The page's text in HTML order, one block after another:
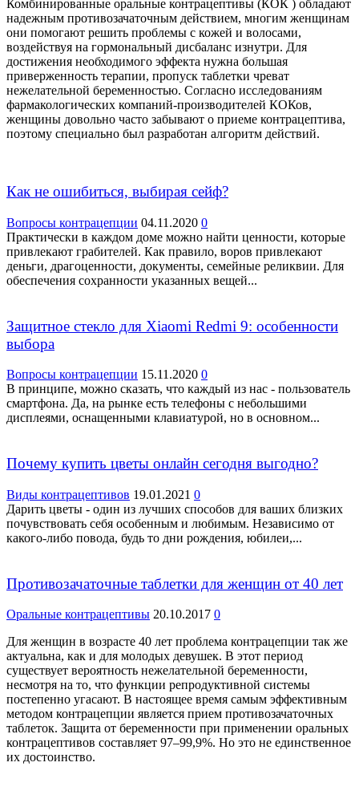
Комбинированные оральные контрацептивы (КОК ) обладают
надежным противозачаточным действием, многим женщинам
они помогают решить проблемы с кожей и волосами,
воздействуя на гормональный дисбаланс изнутри. Для
достижения необходимого эффекта нужна большая
приверженность терапии, пропуск таблетки чреват
нежелательной беременностью. Согласно исследованиям
фармакологических компаний-производителей КОКов,
женщины довольно часто забывают о приеме контрацептива,
поэтому специально был разработан алгоритм действий.
Как не ошибиться, выбирая сейф?
Вопросы контрацепции 04.11.2020 0
Практически в каждом доме можно найти ценности, которые
привлекают грабителей. Как правило, воров привлекают
деньги, драгоценности, документы, семейные реликвии. Для
обеспечения сохранности указанных вещей...
Защитное стекло для Xiaomi Redmi 9: особенности
выбора
Вопросы контрацепции 15.11.2020 0
В принципе, можно сказать, что каждый из нас - пользователь
смартфона. Да, на рынке есть телефоны с небольшими
дисплеями, оснащенными клавиатурой, но в основном...
Почему купить цветы онлайн сегодня выгодно?
Виды контрацептивов 19.01.2021 0
Дарить цветы - один из лучших способов для ваших близких
почувствовать себя особенным и любимым. Независимо от
какого-либо повода, будь то дни рождения, юбилеи,...
Противозачаточные таблетки для женщин от 40 лет
Оральные контрацептивы 20.10.2017 0
Для женщин в возрасте 40 лет проблема контрацепции так же
актуальна, как и для молодых девушек. В этот период
существует вероятность нежелательной беременности,
несмотря на то, что функции репродуктивной системы
постепенно угасают. В настоящее время самым эффективным
методом контрацепции является прием противозачаточных
таблеток. Защита от беременности при применении оральных
контрацептивов составляет 97–99,9%. Но это не единственное
их достоинство.